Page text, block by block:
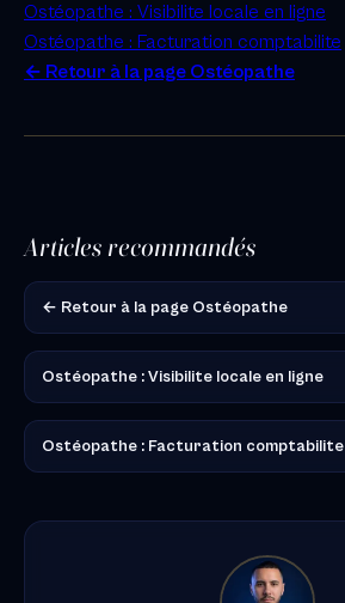
Ostéopathe : Visibilite locale en ligne
Ostéopathe : Facturation comptabilite
← Retour à la page Ostéopathe
Articles recommandés
← Retour à la page Ostéopathe
Ostéopathe : Visibilite locale en ligne
Ostéopathe : Facturation comptabilite